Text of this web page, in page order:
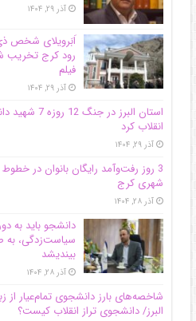
آذر ۲۹, ۱۴۰۴
اَبَر‌ویلای شخص
رود کرج تخریب
فیلم
آذر ۲۹, ۱۴۰۴
استان البرز در
انقلاب کرد
آذر ۲۹, ۱۴۰۴
3 روز رفت‌وآمد رایگان بانوان در خطوط
شهری کرج
آذر ۲۸, ۱۴۰۴
دانشجو باید به
سیاست‌زدگی، به
بیندیشد
آذر ۲۸, ۱۴۰۴
شاخصه‌های بارز دانشجوی تمام‌عیار از
البرز/ دانشجوی تراز انقلاب کیست؟